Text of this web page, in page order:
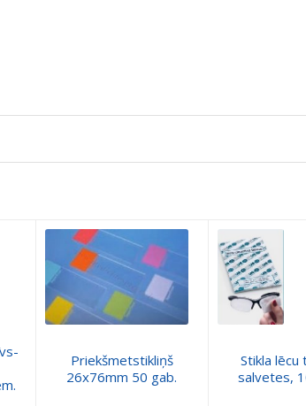
Priekšmetstikliņš
26x76mm 50 gab.
Stikla lēcu
salvetes,